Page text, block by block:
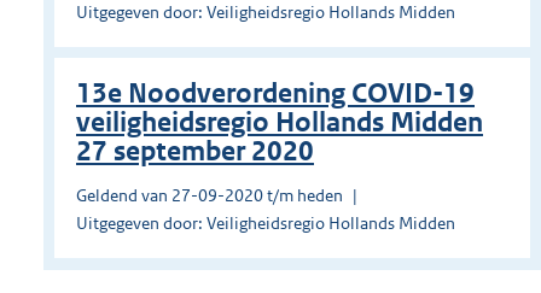
Uitgegeven door: Veiligheidsregio Hollands Midden
13e Noodverordening COVID-19
veiligheidsregio Hollands Midden
27 september 2020
Geldend van 27-09-2020 t/m heden
Uitgegeven door: Veiligheidsregio Hollands Midden